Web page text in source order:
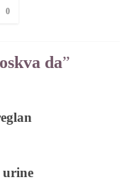
0
da”
urine